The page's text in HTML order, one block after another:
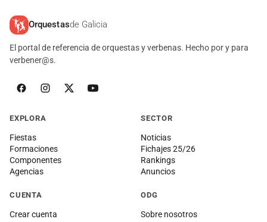
Orquestasde Galicia
El portal de referencia de orquestas y verbenas. Hecho por y para
verbener@s.
EXPLORA
Fiestas
Formaciones
Componentes
Agencias
SECTOR
Noticias
Fichajes 25/26
Rankings
Anuncios
CUENTA
Crear cuenta
ODG
Sobre nosotros